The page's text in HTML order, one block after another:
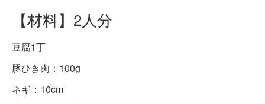
【材料】2人分
豆腐1丁
豚ひき肉：100g
ネギ：10cm